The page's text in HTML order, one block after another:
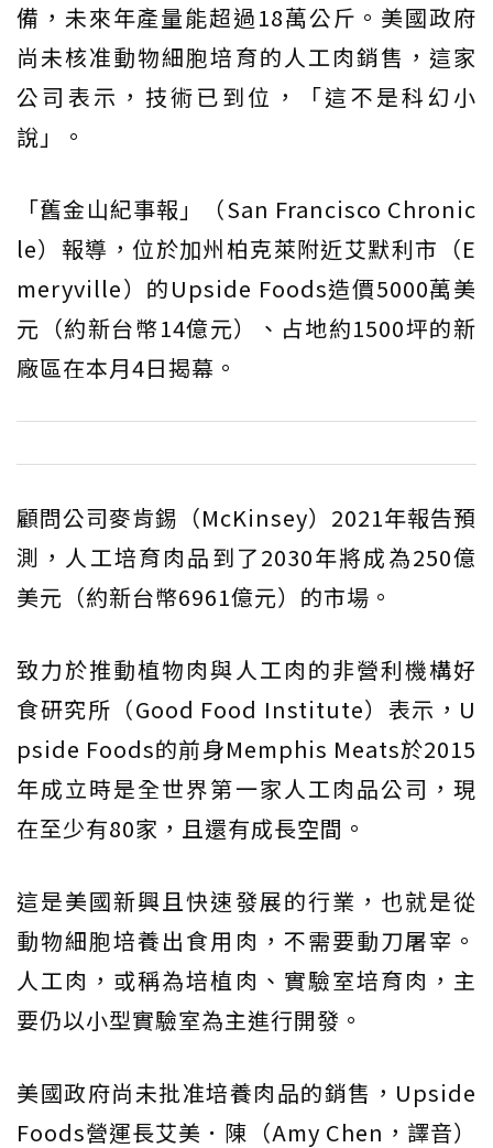
備，未來年產量能超過18萬公斤。美國政府
尚未核准動物細胞培育的人工肉銷售，這家
公司表示，技術已到位，「這不是科幻小
說」。
「舊金山紀事報」（San Francisco Chronic
le）報導，位於加州柏克萊附近艾默利市（E
meryville）的Upside Foods造價5000萬美
元（約新台幣14億元）、占地約1500坪的新
廠區在本月4日揭幕。
顧問公司麥肯錫（McKinsey）2021年報告預
測，人工培育肉品到了2030年將成為250億
美元（約新台幣6961億元）的市場。
致力於推動植物肉與人工肉的非營利機構好
食研究所（Good Food Institute）表示，U
pside Foods的前身Memphis Meats於2015
年成立時是全世界第一家人工肉品公司，現
在至少有80家，且還有成長空間。
這是美國新興且快速發展的行業，也就是從
動物細胞培養出食用肉，不需要動刀屠宰。
人工肉，或稱為培植肉、實驗室培育肉，主
要仍以小型實驗室為主進行開發。
美國政府尚未批准培養肉品的銷售，Upside
Foods營運長艾美．陳（Amy Chen，譯音）